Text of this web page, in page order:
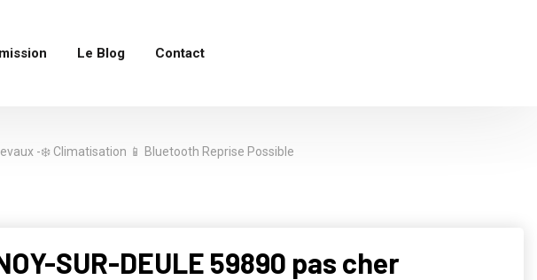
Le Blog Contact
-❄️ Climatisation 📱 Bluetooth Reprise Possible
SUR-DEULE 59890 pas cher